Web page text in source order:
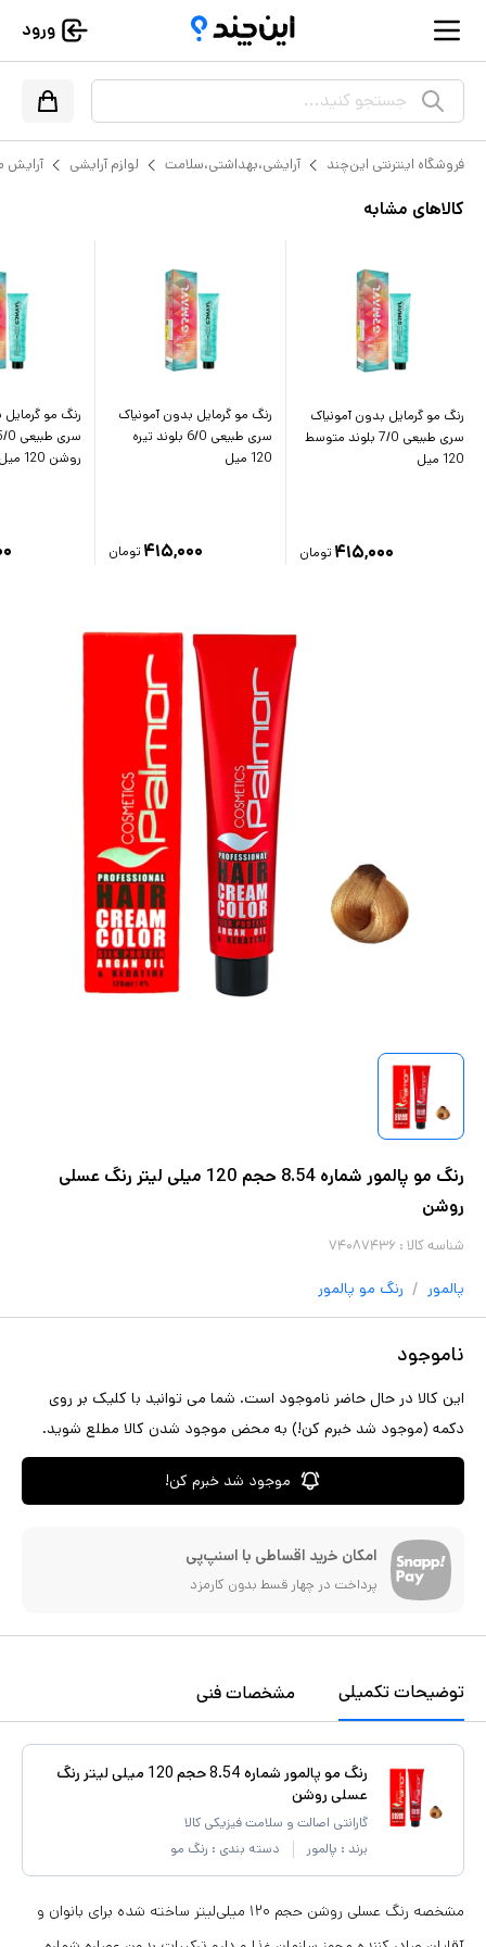
ورود
جستجو کنید...
فروشگاه اینترنتی این‌چند آرایشی،بهداشتی،سلامت لوازم آرایشی آرایش
کالاهای مشابه
رنگ مو گرمایل بدون آمونیاک
سری طبیعی 7/0 بلوند متوسط
120 میل
۴۱۵,۰۰۰ تومان
رنگ مو گرمایل بدون آمونیاک
سری طبیعی 6/0 بلوند تیره
120 میل
۴۱۵,۰۰۰ تومان
رنگ مو
روشن 120 میل
رنگ مو پالمور شماره 8.54 حجم 120 میلی لیتر رنگ عسلی
روشن
شناسه کالا : ۷۴۰۸۷۴۳۶
پالمور / رنگ مو پالمور
ناموجود
این کالا در حال حاضر ناموجود است. شما می توانید با کلیک بر روی
دکمه (موجود شد خبرم کن!) به محض موجود شدن کالا مطلع شوید.
موجود شد خبرم کن!
امکان خرید اقساطی با اسنپ‌پی
پرداخت در چهار قسط بدون کارمزد
توضیحات تکمیلی مشخصات فنی
رنگ مو پالمور شماره 8.54 حجم 120 میلی لیتر رنگ
عسلی روشن
گارانتی اصالت و سلامت فیزیکی کالا
برند : پالمور دسته بندی : رنگ مو
مشخصه رنگ عسلی روشن حجم ۱۲۰ میلی‌لیتر ساخته شده برای بانوان و